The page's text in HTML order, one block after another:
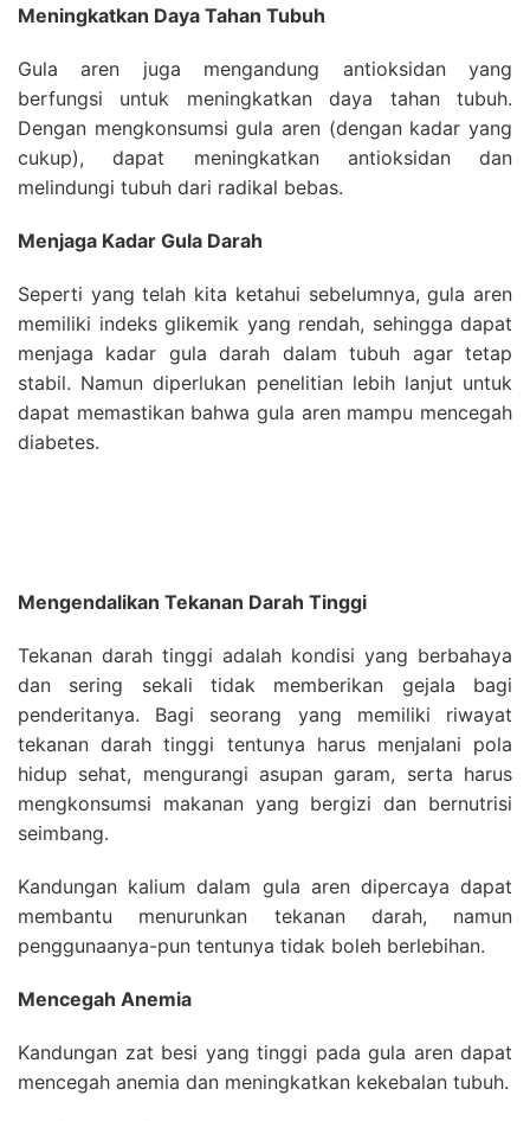
Meningkatkan Daya Tahan Tubuh
Gula aren juga mengandung antioksidan yang
berfungsi untuk meningkatkan daya tahan tubuh.
Dengan mengkonsumsi gula aren (dengan kadar yang
cukup), dapat meningkatkan antioksidan dan
melindungi tubuh dari radikal bebas.
Menjaga Kadar Gula Darah
Seperti yang telah kita ketahui sebelumnya, gula aren
memiliki indeks glikemik yang rendah, sehingga dapat
menjaga kadar gula darah dalam tubuh agar tetap
stabil. Namun diperlukan penelitian lebih lanjut untuk
dapat memastikan bahwa gula aren mampu mencegah
diabetes.
Mengendalikan Tekanan Darah Tinggi
Tekanan darah tinggi adalah kondisi yang berbahaya
dan sering sekali tidak memberikan gejala bagi
penderitanya. Bagi seorang yang memiliki riwayat
tekanan darah tinggi tentunya harus menjalani pola
hidup sehat, mengurangi asupan garam, serta harus
mengkonsumsi makanan yang bergizi dan bernutrisi
seimbang.
Kandungan kalium dalam gula aren dipercaya dapat
membantu menurunkan tekanan darah, namun
penggunaanya-pun tentunya tidak boleh berlebihan.
Mencegah Anemia
Kandungan zat besi yang tinggi pada gula aren dapat
mencegah anemia dan meningkatkan kekebalan tubuh.